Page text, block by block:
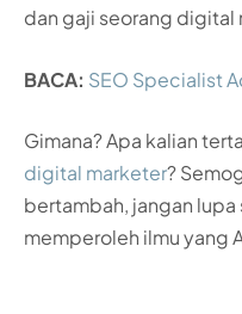
dan gaji seorang digital
BACA: SEO Specialist
Gimana? Apa kalian
digital marketer?
bertambah, jangan lupa
memperoleh ilmu yang